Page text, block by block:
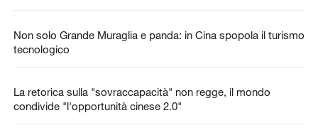
Non solo Grande Muraglia e panda: in Cina spopola il turismo
tecnologico
La retorica sulla "sovraccapacità" non regge, il mondo
condivide "l'opportunità cinese 2.0"